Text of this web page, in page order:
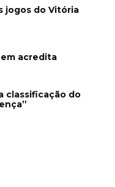
jogos do Vitória
acredita
classificação do